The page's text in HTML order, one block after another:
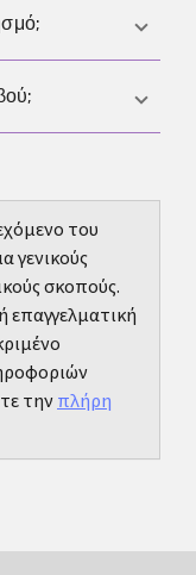
ληφθεί υπόψη.
όμως
είναιαλλά
είχε πρόσφατα
τον τρόπο η
του
γενικούς
σκοπούς.
επαγγελματική
τηνπλήρη